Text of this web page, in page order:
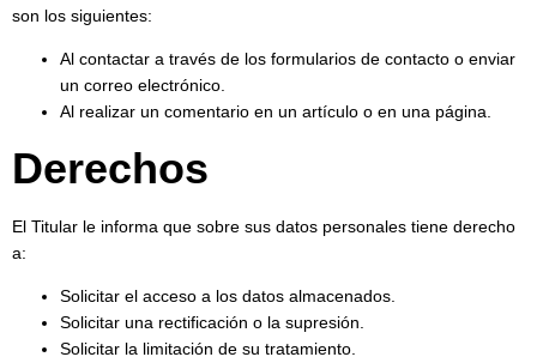
son los siguientes:
Al contactar a través de los formularios de contacto o enviar
un correo electrónico.
Al realizar un comentario en un artículo o en una página.
Derechos
El Titular le informa que sobre sus datos personales tiene derecho
a:
Solicitar el acceso a los datos almacenados.
Solicitar una rectificación o la supresión.
Solicitar la limitación de su tratamiento.